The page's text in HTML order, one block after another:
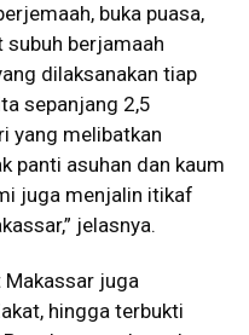
buka puasa,
subuh berjamaah
dilaksanakan tiap
sepanjang 2,5
yang melibatkan
panti asuhan dan kaum
juga menjalin itikaf
jelasnya.
Makassar juga
hingga terbukti